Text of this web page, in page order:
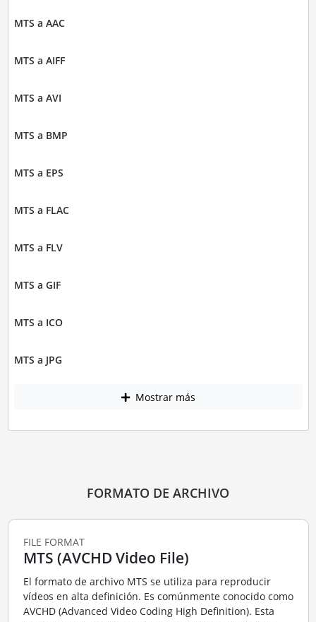
MTS a AAC
MTS a AIFF
MTS a AVI
MTS a BMP
MTS a EPS
MTS a FLAC
MTS a FLV
MTS a GIF
MTS a ICO
MTS a JPG
Mostrar más
FORMATO DE ARCHIVO
FILE FORMAT
MTS (AVCHD Video File)
El formato de archivo MTS se utiliza para reproducir
vídeos en alta definición. Es comúnmente conocido como
AVCHD (Advanced Video Coding High Definition). Esta